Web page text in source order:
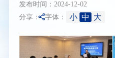
发布时间：2024-12-02
分享： 字体： 小 中 大